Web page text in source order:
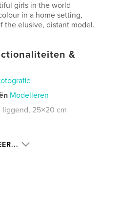
girls in the world
in a home setting,
the elusive, distant model.
&
Modelleren
liggend, 25×20 cm